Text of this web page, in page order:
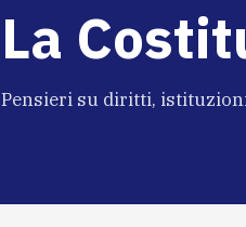
La
Pensieri su diritti,